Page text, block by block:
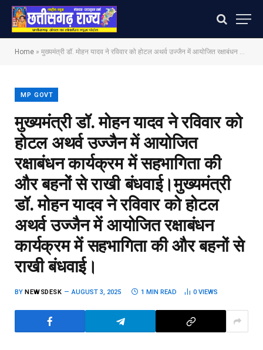
Home » मुख्यमंत्री डॉ. मोहन यादव ने रविवार को होटल अथर्व उज्जैन में आयोजित रक्षाबंधन कार्यक्रम में सहभागिता की और बहनों से राखी बंधवाई।​मुख्यमंत्री डॉ. मोहन यादव ने रविवार को होटल अथर्व उज्जैन में आयोजित रक्षाबंधन कार्यक्रम में सहभागिता की और बहनों से राखी बंधवाई।
MP GOVT
मुख्यमंत्री डॉ. मोहन यादव ने रविवार को
होटल अथर्व उज्जैन में आयोजित
रक्षाबंधन कार्यक्रम में सहभागिता की
और बहनों से राखी बंधवाई।​मुख्यमंत्री
डॉ. मोहन यादव ने रविवार को होटल
अथर्व उज्जैन में आयोजित रक्षाबंधन
कार्यक्रम में सहभागिता की और बहनों से
राखी बंधवाई।
BY NEWSDESK AUGUST 3, 2025 1 MIN READ 0VIEWS